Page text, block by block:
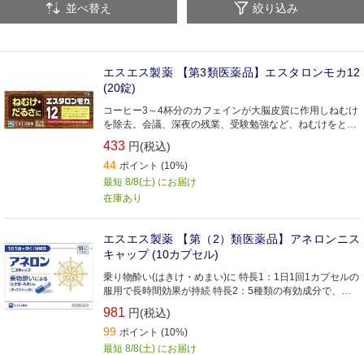
並べ替え 絞り込み
エスエス製薬 【第3類医薬品】エスタロンモカ12
(20錠)
コーヒー3～4杯分のカフェインが大脳皮質に作用しねむけ
を除去。会議、深夜の残業、受験勉強など、ねむけをとり
433 円(税込)
44 ポイント (10%)
最短 8/8(土) にお届け
在庫あり
エスエス製薬 【第（2）類医薬品】アネロンニス
キャップ (10カプセル)
乗り物酔い(はきけ・めまい)に 特長1：1日1回1カプセルの
服用で長時間効果が持続 特長2：5種類の有効成分で、し
気」に優れた効果
981 円(税込)
99 ポイント (10%)
最短 8/8(土) にお届け